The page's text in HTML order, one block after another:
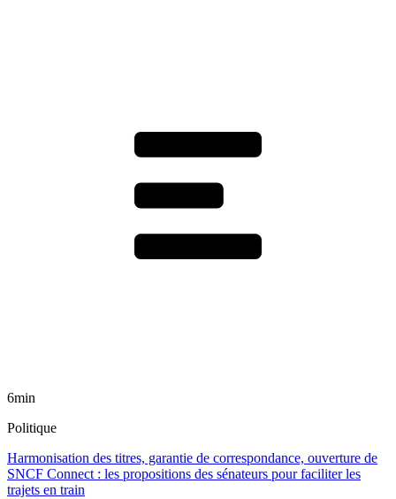
6min
Politique
Harmonisation des titres, garantie de correspondance, ouverture de
SNCF Connect : les propositions des sénateurs pour faciliter les
trajets en train